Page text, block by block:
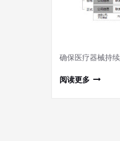
确保医疗器械持
阅读更多